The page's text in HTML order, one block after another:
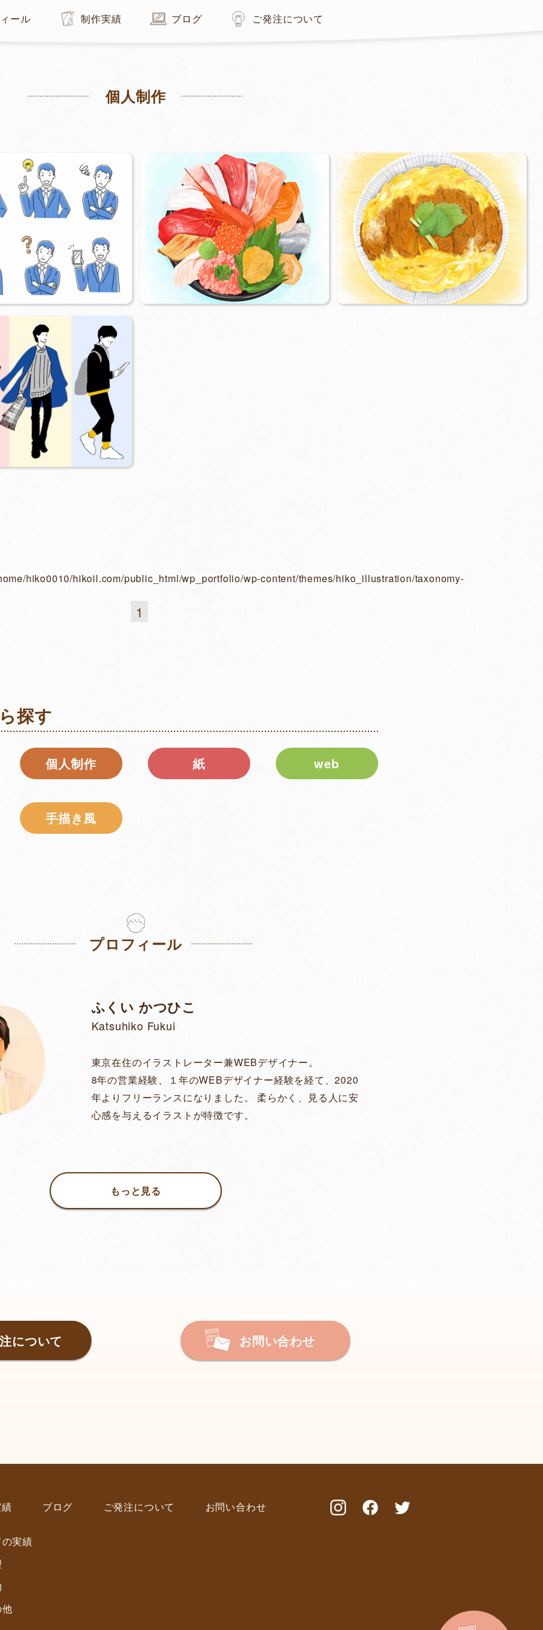
ール 制作実績 ブログ ご発注について
個⼈制作
hiko0010/hikoil.com/public_html/wp_portfolio/wp-content/themes/hiko_illustration/taxonomy-
1
探す
個⼈制作 紙 web
⼿描き⾵
プロフィール
ふくい かつひこ
Katsuhiko Fukui
東京在住のイラストレーター兼WEBデザイナー。
8年の営業経験、１年のWEBデザイナー経験を経て、2020
年よりフリーランスになりました。 柔らかく、見る人に安
心感を与えるイラストが特徴です。
もっと見る
について お問い合わせ
ブログ ご発注について お問い合わせ
実績